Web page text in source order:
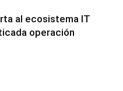
al ecosistema IT
operación